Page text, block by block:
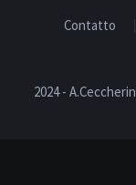
Contatto
2024 -